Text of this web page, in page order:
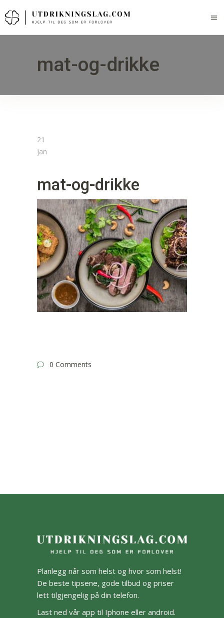
mat-og-drikke
21
jan
mat-og-drikke
0 Comments
Planlegg når som helst og hvor som helst!
De beste tipsene, gode tilbud og priser
lett tilgjengelig på din telefon.
Last ned vår app til Iphone eller android.